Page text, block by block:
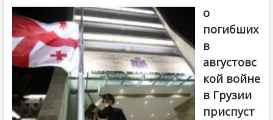
о
погибших
в
августовс
кой войне
в Грузии
приспуст